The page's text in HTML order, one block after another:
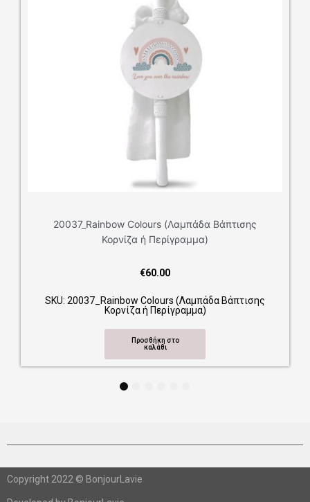
20037_Rainbow Colours (Λαμπάδα Βάπτισης
Κορνίζα ή Περίγραμμα)
€60.00
SKU: 20037_Rainbow Colours (Λαμπάδα Βάπτισης
Κορνίζα ή Περίγραμμα)
Προσθήκη στο
καλάθι
4
Copyright 2022 © BonjourLavie